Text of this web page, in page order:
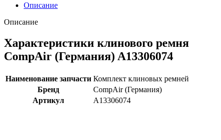
Описание
Описание
Характеристики клинового ремня
CompAir (Германия) A13306074
Наименование запчасти Комплект клиновых ремней
Бренд
CompAir (Германия)
Артикул
A13306074